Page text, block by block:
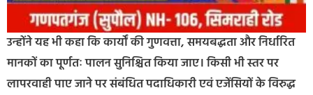
उन्होंने यह भी कहा कि कार्यों की गुणवत्ता, समयबद्धता और निर्धारित
मानकों का पूर्णतः पालन सुनिश्चित किया जाए। किसी भी स्तर पर
लापरवाही पाए जाने पर संबंधित पदाधिकारी एवं एजेंसियों के विरुद्ध